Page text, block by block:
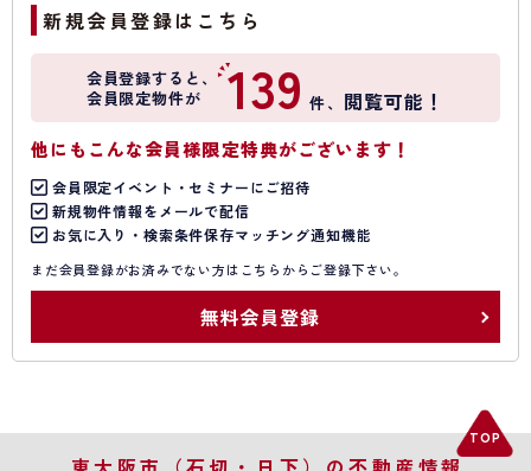
新規会員登録はこちら
会員登録すると、
会員限定物件が
139 件、 閲覧可能！
他にもこんな会員様限定特典がございます！
会員限定イベント・セミナーにご招待
新規物件情報をメールで配信
お気に入り・検索条件保存マッチング通知機能
まだ会員登録がお済みでない方はこちらからご登録下さい。
無料会員登録